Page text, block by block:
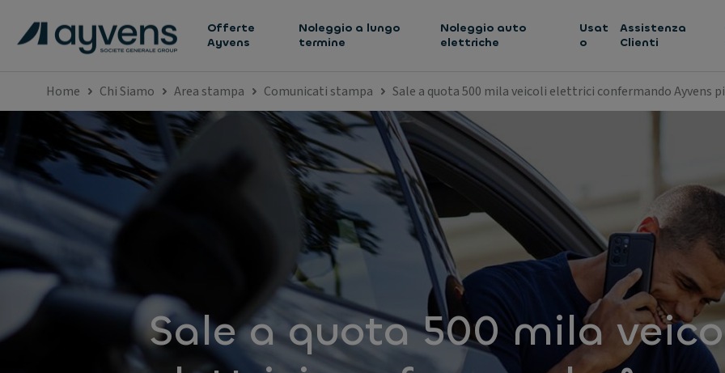
Offerte
Ayvens
Noleggio a lungo
termine
Noleggio auto
elettriche
Usat
o
Assistenza
Clienti
Home Chi Siamo Area stampa Comunicati stampa Sale a quota 500 mila veicoli elettrici confermando Ayvens
Sale a quota 500 mila